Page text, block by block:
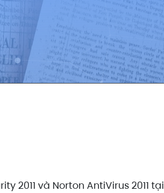
2011 và Norton AntiVirus 2011 tại